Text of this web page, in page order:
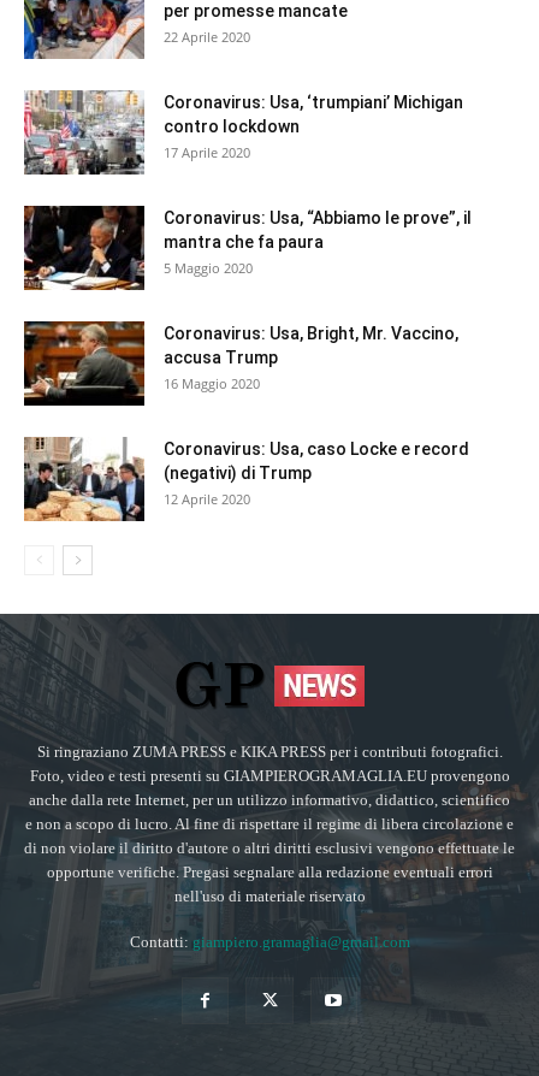
per promesse mancate
22 Aprile 2020
Coronavirus: Usa, ‘trumpiani’ Michigan
contro lockdown
17 Aprile 2020
Coronavirus: Usa, “Abbiamo le prove”, il
mantra che fa paura
5 Maggio 2020
Coronavirus: Usa, Bright, Mr. Vaccino,
accusa Trump
16 Maggio 2020
Coronavirus: Usa, caso Locke e record
(negativi) di Trump
12 Aprile 2020
Si ringraziano ZUMA PRESS e KIKA PRESS per i contributi fotografici.
Foto, video e testi presenti su GIAMPIEROGRAMAGLIA.EU provengono
anche dalla rete Internet, per un utilizzo informativo, didattico, scientifico
e non a scopo di lucro. Al fine di rispettare il regime di libera circolazione e
di non violare il diritto d'autore o altri diritti esclusivi vengono effettuate le
opportune verifiche. Pregasi segnalare alla redazione eventuali errori
nell'uso di materiale riservato
Contatti: giampiero.gramaglia@gmail.com